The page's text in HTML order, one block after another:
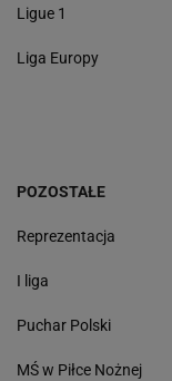
Ligue 1
Liga Europy
POZOSTAŁE
Reprezentacja
I liga
Puchar Polski
MŚ w Piłce Nożnej